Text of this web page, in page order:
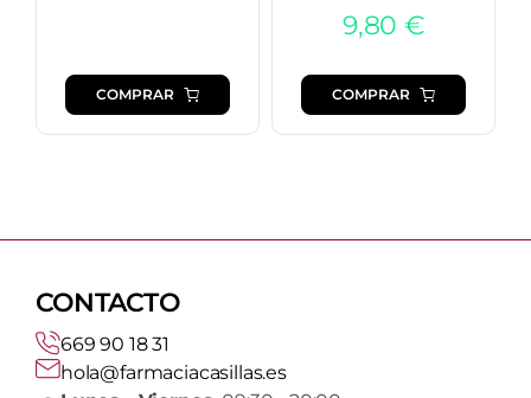
COMPRAR
9,80€
COMPRAR
CONTACTO
669 90 18 31
hola@farmaciacasillas.es